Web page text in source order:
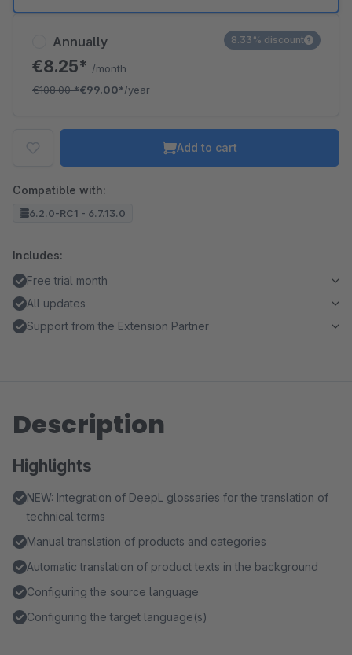
Annually
€8.25* /month
€108.00*€99.00*/year
8.33% discount
Add to cart
Compatible with:
6.2.0-RC1 - 6.7.13.0
Includes:
Free trial month
All updates
Support from the Extension Partner
Description
Highlights
NEW: Integration of DeepL glossaries for the translation of
technical terms
Manual translation of products and categories
Automatic translation of product texts in the background
Configuring the source language
Configuring the target language(s)